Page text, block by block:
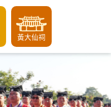
黃大仙祠